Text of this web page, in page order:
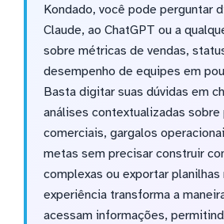
Kondado, você pode perguntar
Claude, ao ChatGPT ou a
sobre métricas de vendas,
desempenho de equipes em
Basta digitar suas dúvidas em
análises contextualizadas
comerciais, gargalos
metas sem precisar construir
complexas ou exportar planilhas
experiência transforma a
acessam informações,